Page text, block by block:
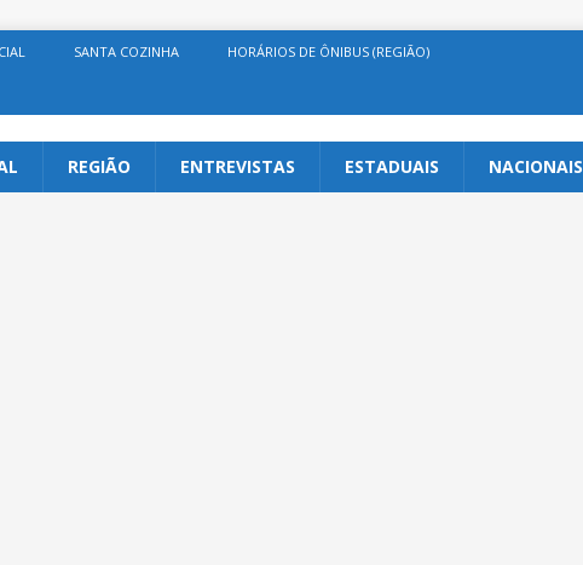
SANTA COZINHA HORÁRIOS DE ÔNIBUS (REGIÃO)
REGIÃO ENTREVISTAS ESTADUAIS NACIONAIS